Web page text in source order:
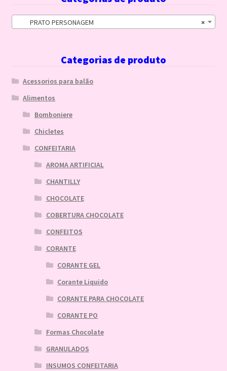
×
PRATO PERSONAGEM
Categorias de produto
Acessorios para balão
Alimentos
Bomboniere
Chicletes
CONFEITARIA
AROMA ARTIFICIAL
CHANTILLY
CHOCOLATE
COBERTURA CHOCOLATE
CONFEITOS
CORANTE
CORANTE GEL
Corante Liquido
CORANTE PARA CHOCOLATE
CORANTE PO
Formas Chocolate
GRANULADOS
INSUMOS CONFEITARIA